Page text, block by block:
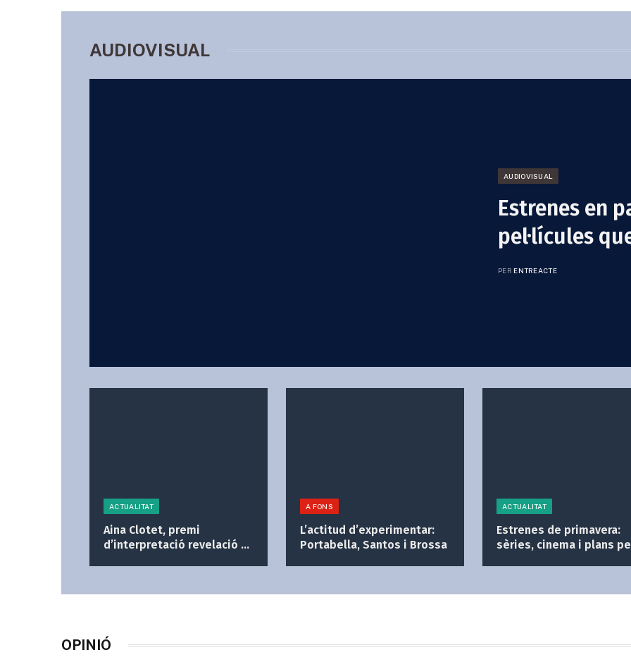
AUDIOVISUAL
AUDIOVISUAL
Estrenes en
pel·lícules
PER ENTREACTE
ACTUALITAT
Aina Clotet, premi
d’interpretació revelació a
A FONS
L’actitud d’experimentar:
Portabella, Santos i Brossa
ACTUALITAT
Estrenes de primavera:
sèries, cinema i plans
OPINIÓ